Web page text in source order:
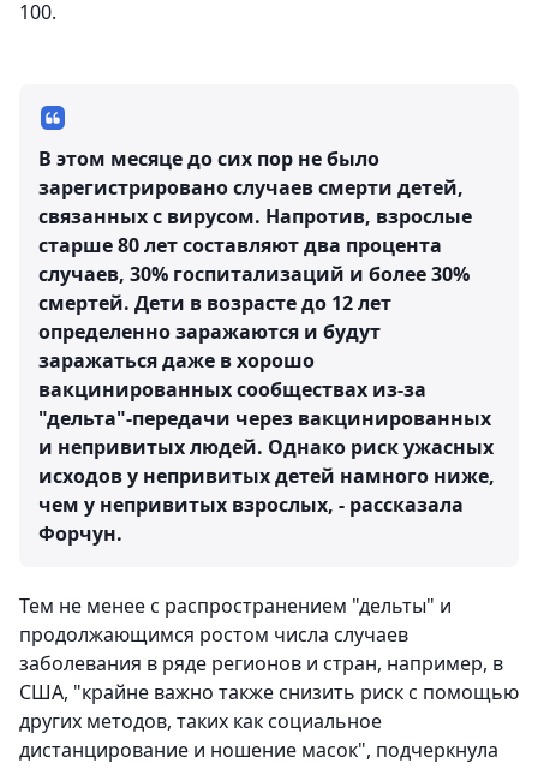
100.
В этом месяце до сих пор не было
зарегистрировано случаев смерти детей,
связанных с вирусом. Напротив, взрослые
старше 80 лет составляют два процента
случаев, 30% госпитализаций и более 30%
смертей. Дети в возрасте до 12 лет
определенно заражаются и будут
заражаться даже в хорошо
вакцинированных сообществах из-за
"дельта"-передачи через вакцинированных
и непривитых людей. Однако риск ужасных
исходов у непривитых детей намного ниже,
чем у непривитых взрослых, - рассказала
Форчун.
Тем не менее с распространением "дельты" и
продолжающимся ростом числа случаев
заболевания в ряде регионов и стран, например, в
США, "крайне важно также снизить риск с помощью
других методов, таких как социальное
дистанцирование и ношение масок", подчеркнула